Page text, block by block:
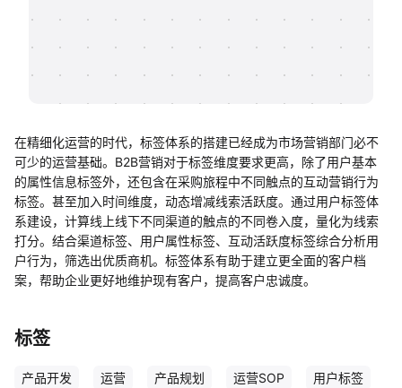
知识分享社区
在精细化运营的时代，标签体系的搭建已经成为市场营销部门必不
可少的运营基础。B2B营销对于标签维度要求更高，除了用户基本
的属性信息标签外，还包含在采购旅程中不同触点的互动营销行为
标签。甚至加入时间维度，动态增减线索活跃度。通过用户标签体
系建设，计算线上线下不同渠道的触点的不同卷入度，量化为线索
打分。结合渠道标签、用户属性标签、互动活跃度标签综合分析用
户行为，筛选出优质商机。标签体系有助于建立更全面的客户档
案，帮助企业更好地维护现有客户，提高客户忠诚度。
标签
产品开发 运营 产品规划 运营SOP 用户标签